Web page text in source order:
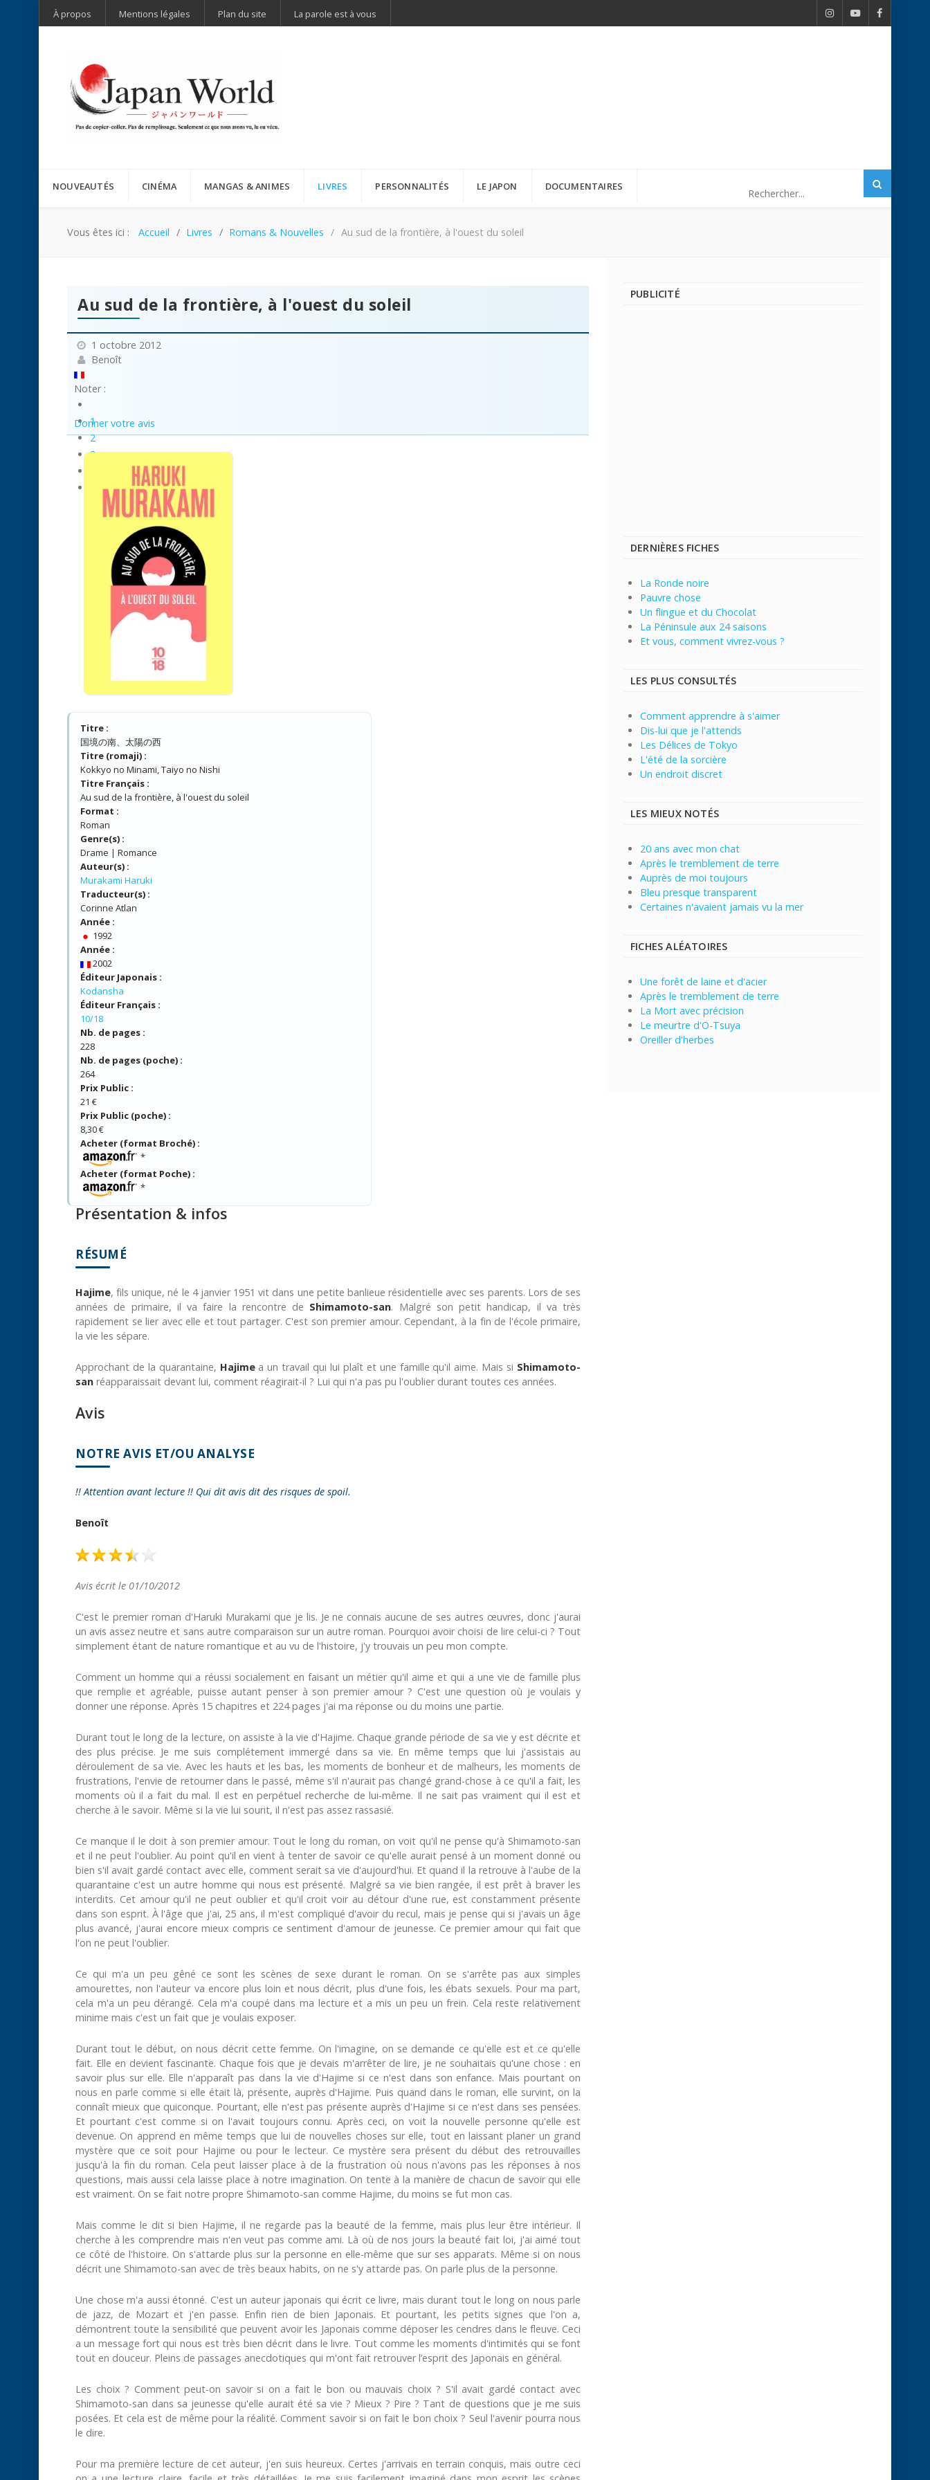
À propos Mentions légales Plan du site La parole est à vous
NOUVEAUTÉS CINÉMA MANGAS & ANIMES LIVRES PERSONNALITÉS LE JAPON DOCUMENTAIRES
Vous êtes ici : Accueil Livres Romans & Nouvelles Au sud de la frontière, à l'ouest du soleil
Au sud de la frontière, à l'ouest du soleil
1 octobre 2012
Benoît
Noter :
1
2
3
Donner votre avis
Titre :
国境の南、太陽の西
Titre (romaji) :
Kokkyo no Minami, Taiyo no Nishi
Titre Français :
Au sud de la frontière, à l'ouest du soleil
Format :
Roman
Genre(s) :
Drame | Romance
Auteur(s) :
Murakami Haruki
Traducteur(s) :
Corinne Atlan
Année :
1992
Année :
2002
Éditeur Japonais :
Kodansha
Éditeur Français :
10/18
Nb. de pages :
228
Nb. de pages (poche) :
264
Prix Public :
21 €
Prix Public (poche) :
8,30 €
Acheter (format Broché) :
*
Acheter (format Poche) :
*
Présentation & infos
RÉSUMÉ
Hajime, fils unique, né le 4 janvier 1951 vit dans une petite banlieue résidentielle avec ses parents. Lors de ses
années de primaire, il va faire la rencontre de Shimamoto-san. Malgré son petit handicap, il va très
rapidement se lier avec elle et tout partager. C'est son premier amour. Cependant, à la fin de l'école primaire,
la vie les sépare.
Approchant de la quarantaine, Hajimea un travail qui lui plaît et une famille qu'il aime. Mais si Shimamoto-
san réapparaissait devant lui, comment réagirait-il ? Lui qui n'a pas pu l'oublier durant toutes ces années.
Avis
NOTRE AVIS ET/OU ANALYSE
!! Attention avant lecture !! Qui dit avis dit des risques de spoil.
Benoît
Avis écrit le 01/10/2012
C'est le premier roman d'Haruki Murakami que je lis. Je ne connais aucune de ses autres œuvres, donc j'aurai
un avis assez neutre et sans autre comparaison sur un autre roman. Pourquoi avoir choisi de lire celui-ci ? Tout
simplement étant de nature romantique et au vu de l'histoire, j'y trouvais un peu mon compte.
Comment un homme qui a réussi socialement en faisant un métier qu'il aime et qui a une vie de famille plus
que remplie et agréable, puisse autant penser à son premier amour ? C'est une question où je voulais y
donner une réponse. Après 15 chapitres et 224 pages j'ai ma réponse ou du moins une partie.
Durant tout le long de la lecture, on assiste à la vie d'Hajime. Chaque grande période de sa vie y est décrite et
des plus précise. Je me suis complétement immergé dans sa vie. En même temps que lui j'assistais au
déroulement de sa vie. Avec les hauts et les bas, les moments de bonheur et de malheurs, les moments de
frustrations, l'envie de retourner dans le passé, même s'il n'aurait pas changé grand-chose à ce qu'il a fait, les
moments où il a fait du mal. Il est en perpétuel recherche de lui-même. Il ne sait pas vraiment qui il est et
cherche à le savoir. Même si la vie lui sourit, il n'est pas assez rassasié.
Ce manque il le doit à son premier amour. Tout le long du roman, on voit qu'il ne pense qu'à Shimamoto-san
et il ne peut l'oublier. Au point qu'il en vient à tenter de savoir ce qu'elle aurait pensé à un moment donné ou
bien s'il avait gardé contact avec elle, comment serait sa vie d'aujourd'hui. Et quand il la retrouve à l'aube de la
quarantaine c'est un autre homme qui nous est présenté. Malgré sa vie bien rangée, il est prêt à braver les
interdits. Cet amour qu'il ne peut oublier et qu'il croit voir au détour d'une rue, est constamment présente
dans son esprit. À l'âge que j'ai, 25 ans, il m'est compliqué d'avoir du recul, mais je pense qui si j'avais un âge
plus avancé, j'aurai encore mieux compris ce sentiment d'amour de jeunesse. Ce premier amour qui fait que
l'on ne peut l'oublier.
Ce qui m'a un peu gêné ce sont les scènes de sexe durant le roman. On se s'arrête pas aux simples
amourettes, non l'auteur va encore plus loin et nous décrit, plus d'une fois, les ébats sexuels. Pour ma part,
cela m'a un peu dérangé. Cela m'a coupé dans ma lecture et a mis un peu un frein. Cela reste relativement
minime mais c'est un fait que je voulais exposer.
Durant tout le début, on nous décrit cette femme. On l'imagine, on se demande ce qu'elle est et ce qu'elle
fait. Elle en devient fascinante. Chaque fois que je devais m'arrêter de lire, je ne souhaitais qu'une chose : en
savoir plus sur elle. Elle n'apparaît pas dans la vie d'Hajime si ce n'est dans son enfance. Mais pourtant on
nous en parle comme si elle était là, présente, auprès d'Hajime. Puis quand dans le roman, elle survint, on la
connaît mieux que quiconque. Pourtant, elle n'est pas présente auprès d'Hajime si ce n'est dans ses pensées.
Et pourtant c'est comme si on l'avait toujours connu. Après ceci, on voit la nouvelle personne qu'elle est
devenue. On apprend en même temps que lui de nouvelles choses sur elle, tout en laissant planer un grand
mystère que ce soit pour Hajime ou pour le lecteur. Ce mystère sera présent du début des retrouvailles
jusqu'à la fin du roman. Cela peut laisser place à de la frustration où nous n'avons pas les réponses à nos
questions, mais aussi cela laisse place à notre imagination. On tente à la manière de chacun de savoir qui elle
est vraiment. On se fait notre propre Shimamoto-san comme Hajime, du moins se fut mon cas.
Mais comme le dit si bien Hajime, il ne regarde pas la beauté de la femme, mais plus leur être intérieur. Il
cherche à les comprendre mais n'en veut pas comme ami. Là où de nos jours la beauté fait loi, j'ai aimé tout
ce côté de l'histoire. On s'attarde plus sur la personne en elle-même que sur ses apparats. Même si on nous
décrit une Shimamoto-san avec de très beaux habits, on ne s'y attarde pas. On parle plus de la personne.
Une chose m'a aussi étonné. C'est un auteur japonais qui écrit ce livre, mais durant tout le long on nous parle
de jazz, de Mozart et j'en passe. Enfin rien de bien Japonais. Et pourtant, les petits signes que l'on a,
démontrent toute la sensibilité que peuvent avoir les Japonais comme déposer les cendres dans le fleuve. Ceci
a un message fort qui nous est très bien décrit dans le livre. Tout comme les moments d'intimités qui se font
tout en douceur. Pleins de passages anecdotiques qui m'ont fait retrouver l’esprit des Japonais en général.
Les choix ? Comment peut-on savoir si on a fait le bon ou mauvais choix ? S'il avait gardé contact avec
Shimamoto-san dans sa jeunesse qu'elle aurait été sa vie ? Mieux ? Pire ? Tant de questions que je me suis
posées. Et cela est de même pour la réalité. Comment savoir si on fait le bon choix ? Seul l'avenir pourra nous
le dire.
Pour ma première lecture de cet auteur, j'en suis heureux. Certes j'arrivais en terrain conquis, mais outre ceci
PUBLICITÉ
DERNIÈRES FICHES
La Ronde noire
Pauvre chose
Un flingue et du Chocolat
La Péninsule aux 24 saisons
Et vous, comment vivrez-vous ?
LES PLUS CONSULTÉS
Comment apprendre à s'aimer
Dis-lui que je l'attends
Les Délices de Tokyo
L'été de la sorcière
Un endroit discret
LES MIEUX NOTÉS
20 ans avec mon chat
Après le tremblement de terre
Auprès de moi toujours
Bleu presque transparent
Certaines n'avaient jamais vu la mer
FICHES ALÉATOIRES
Une forêt de laine et d'acier
Après le tremblement de terre
La Mort avec précision
Le meurtre d'O-Tsuya
Oreiller d'herbes